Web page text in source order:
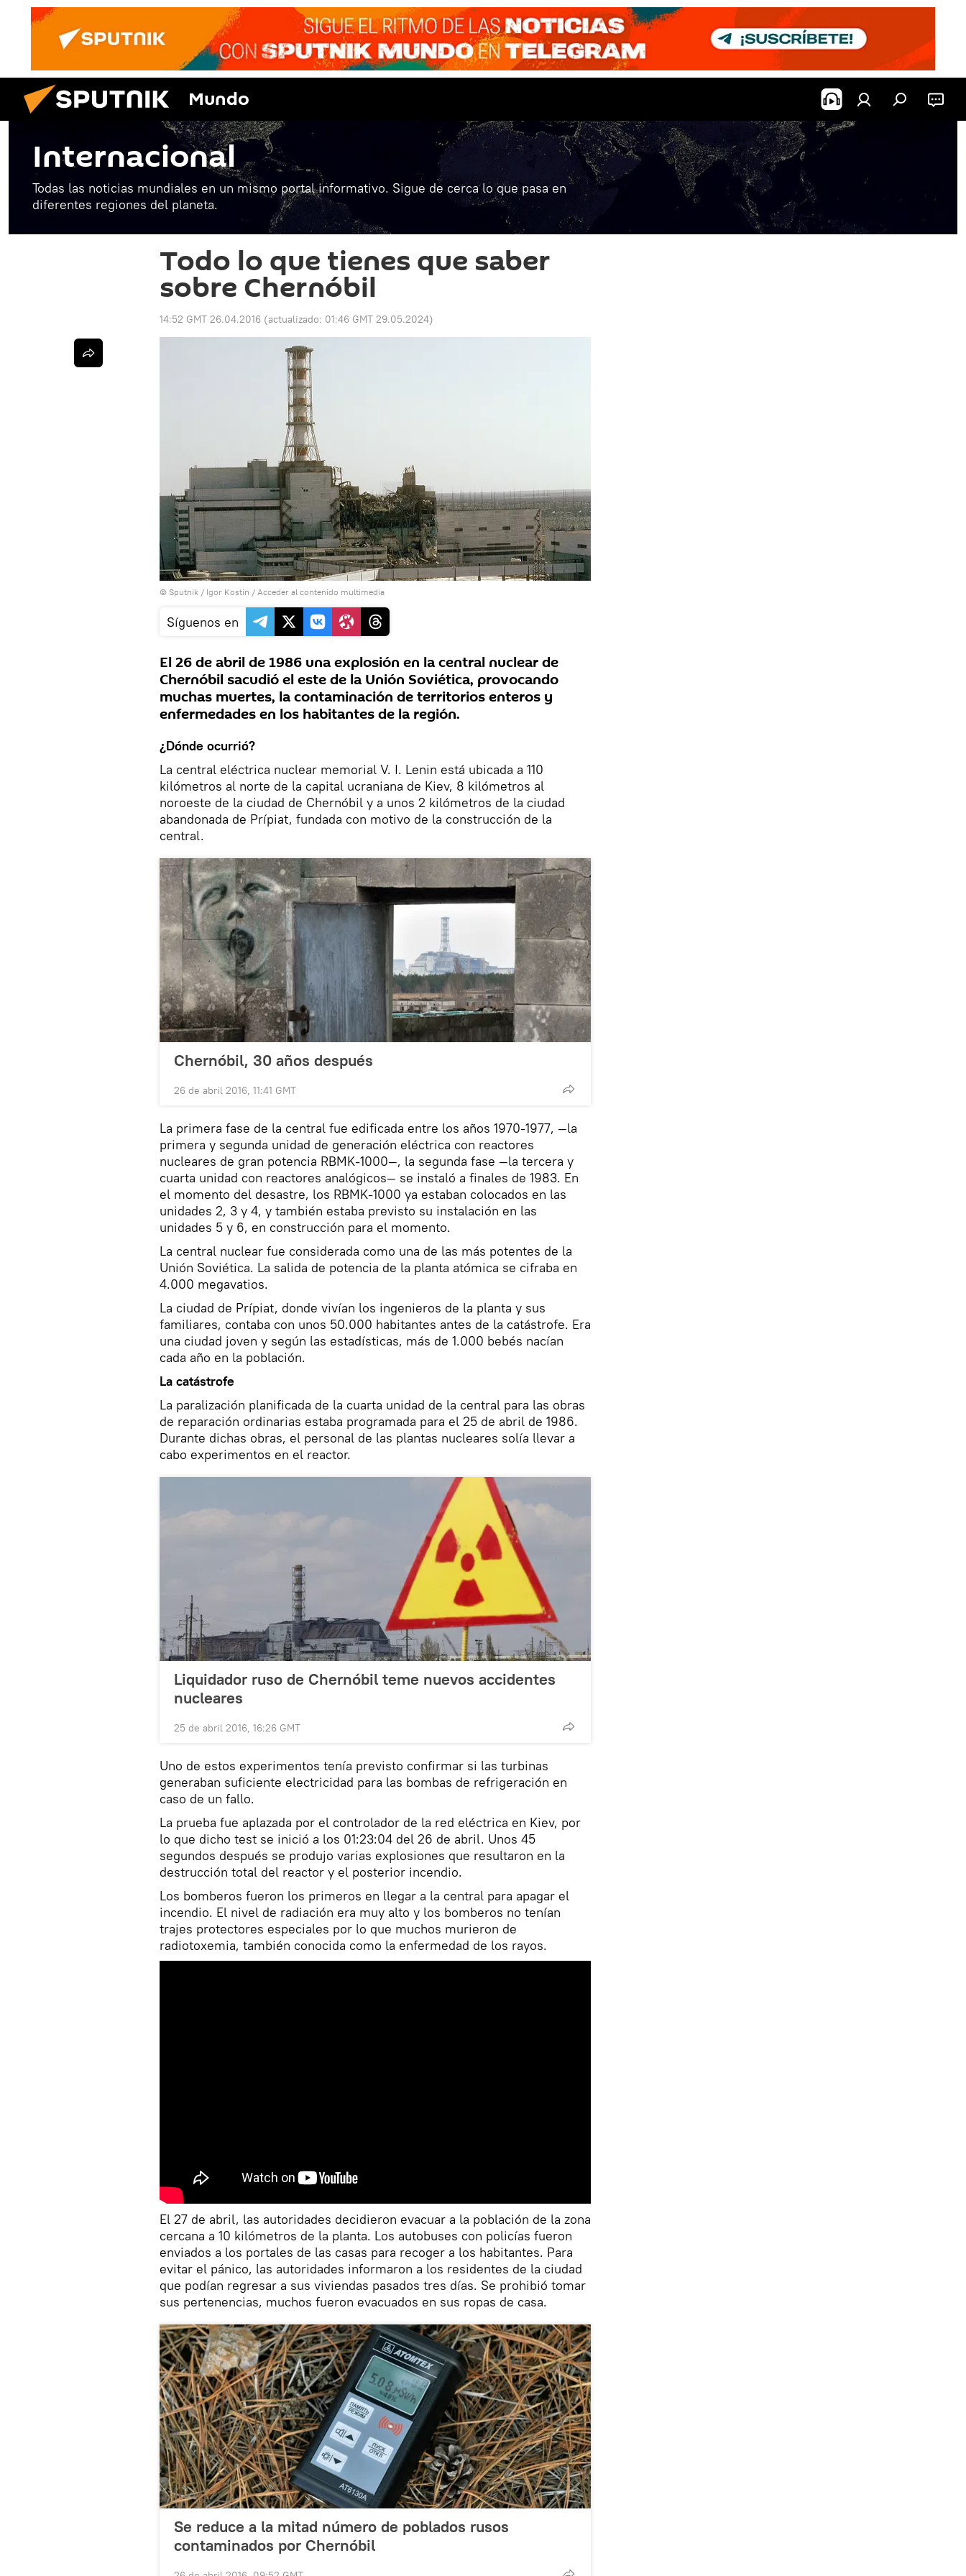
Mundo
Internacional
Todas las noticias mundiales en un mismo portal informativo. Sigue de cerca lo que pasa en
diferentes regiones del planeta.
Todo lo que tienes que saber
sobre Chernóbil
14:52 GMT 26.04.2016 (actualizado: 01:46 GMT 29.05.2024)
© Sputnik / Igor Kostin / Acceder al contenido multimedia
Síguenos en
El 26 de abril de 1986 una explosión en la central nuclear de
Chernóbil sacudió el este de la Unión Soviética, provocando
muchas muertes, la contaminación de territorios enteros y
enfermedades en los habitantes de la región.
¿Dónde ocurrió?
La central eléctrica nuclear memorial V. I. Lenin está ubicada a 110
kilómetros al norte de la capital ucraniana de Kiev, 8 kilómetros al
noroeste de la ciudad de Chernóbil y a unos 2 kilómetros de la ciudad
abandonada de Prípiat, fundada con motivo de la construcción de la
central.
Chernóbil, 30 años después
26 de abril 2016, 11:41 GMT
La primera fase de la central fue edificada entre los años 1970-1977, —la
primera y segunda unidad de generación eléctrica con reactores
nucleares de gran potencia RBMK-1000—, la segunda fase —la tercera y
cuarta unidad con reactores analógicos— se instaló a finales de 1983. En
el momento del desastre, los RBMK-1000 ya estaban colocados en las
unidades 2, 3 y 4, y también estaba previsto su instalación en las
unidades 5 y 6, en construcción para el momento.
La central nuclear fue considerada como una de las más potentes de la
Unión Soviética. La salida de potencia de la planta atómica se cifraba en
4.000 megavatios.
La ciudad de Prípiat, donde vivían los ingenieros de la planta y sus
familiares, contaba con unos 50.000 habitantes antes de la catástrofe. Era
una ciudad joven y según las estadísticas, más de 1.000 bebés nacían
cada año en la población.
La catástrofe
La paralización planificada de la cuarta unidad de la central para las obras
de reparación ordinarias estaba programada para el 25 de abril de 1986.
Durante dichas obras, el personal de las plantas nucleares solía llevar a
cabo experimentos en el reactor.
Liquidador ruso de Chernóbil teme nuevos accidentes
nucleares
25 de abril 2016, 16:26 GMT
Uno de estos experimentos tenía previsto confirmar si las turbinas
generaban suficiente electricidad para las bombas de refrigeración en
caso de un fallo.
La prueba fue aplazada por el controlador de la red eléctrica en Kiev, por
lo que dicho test se inició a los 01:23:04 del 26 de abril. Unos 45
segundos después se produjo varias explosiones que resultaron en la
destrucción total del reactor y el posterior incendio.
Los bomberos fueron los primeros en llegar a la central para apagar el
incendio. El nivel de radiación era muy alto y los bomberos no tenían
trajes protectores especiales por lo que muchos murieron de
radiotoxemia, también conocida como la enfermedad de los rayos.
El 27 de abril, las autoridades decidieron evacuar a la población de la zona
cercana a 10 kilómetros de la planta. Los autobuses con policías fueron
enviados a los portales de las casas para recoger a los habitantes. Para
evitar el pánico, las autoridades informaron a los residentes de la ciudad
que podían regresar a sus viviendas pasados tres días. Se prohibió tomar
sus pertenencias, muchos fueron evacuados en sus ropas de casa.
Se reduce a la mitad número de poblados rusos
contaminados por Chernóbil